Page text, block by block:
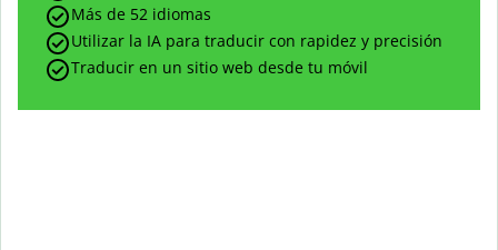
Más de 52 idiomas
Utilizar la IA para traducir con rapidez y precisión
Traducir en un sitio web desde tu móvil